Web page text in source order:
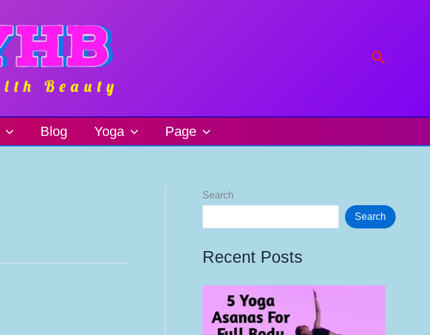
Search
Blog Yoga Page
Search
Search
Recent Posts